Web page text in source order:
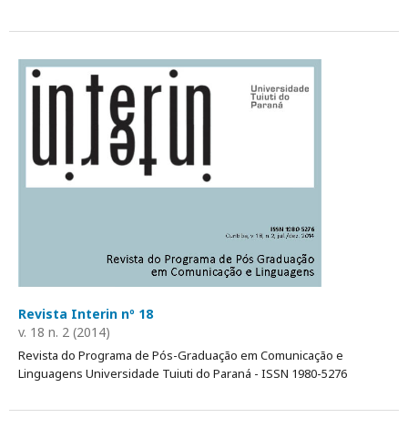
Revista Interin nº 18
v. 18 n. 2 (2014)
Revista do Programa de Pós-Graduação em Comunicação e
Linguagens Universidade Tuiuti do Paraná - ISSN 1980-5276